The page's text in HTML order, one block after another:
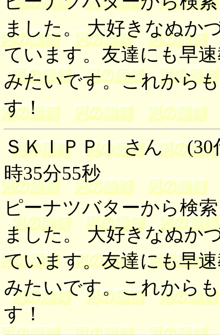
ました。 大好きなぬか
ています。友達にも早
みたいです。これから
す！
ＳＫＩＰＰＩ さん
時35分55秒
ピーナツバターから検
ました。 大好きなぬか
ています。友達にも早
みたいです。これから
す！